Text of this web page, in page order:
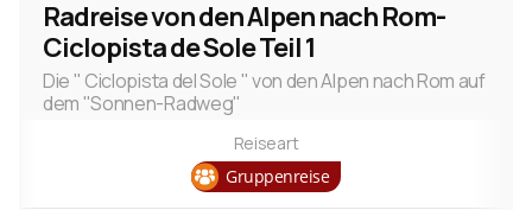
Radreise von den Alpen nach Rom-
Ciclopista de Sole Teil 1
Die " Ciclopista del Sole " von den Alpen nach Rom auf
dem "Sonnen-Radweg"
Reiseart
Gruppenreise